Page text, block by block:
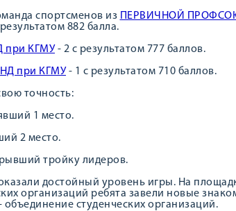
спортсменов из ПЕРВИЧНОЙ
882 балла.
КГМУ - 2 с результатом 777 баллов.
при КГМУ - 1 с результатом 710 баллов.
точность:
1 место.
2 место.
тройку лидеров.
достойный уровень игры. На
организаций ребята завели новые
студенческих организаций.